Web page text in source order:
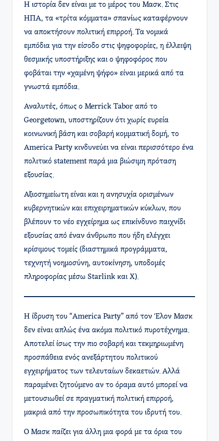
Η ιστορία δεν είναι με το μέρος του Μασκ. Στις
ΗΠΑ, τα «τρίτα κόμματα» σπανίως καταφέρνουν
να αποκτήσουν πολιτική επιρροή. Τα νομικά
εμπόδια για την είσοδο στις ψηφοφορίες, η έλλειψη
θεσμικής υποστήριξης και ο ψηφοφόρος που
φοβάται την «χαμένη ψήφο» είναι μερικά από τα
γνωστά εμπόδια.
Αναλυτές, όπως ο Merrick Tabor από το
Georgetown, υποστηρίζουν ότι χωρίς ευρεία
κοινωνική βάση και σοβαρή κομματική δομή, το
America Party κινδυνεύει να είναι περισσότερο ένα
πολιτικό statement παρά μια βιώσιμη πρόταση
εξουσίας.
Αξιοσημείωτη είναι και η ανησυχία ορισμένων
κυβερνητικών και επιχειρηματικών κύκλων, που
βλέπουν το νέο εγχείρημα ως επικίνδυνο παιχνίδι
εξουσίας από έναν άνθρωπο που ήδη ελέγχει
κρίσιμους τομείς (διαστημικά προγράμματα,
τεχνητή νοημοσύνη, αυτοκίνηση, υποδομές
πληροφορίας μέσω Starlink και Χ).
Η ίδρυση του “America Party” από τον Έλον Μασκ
δεν είναι απλώς ένα ακόμα πολιτικό πυροτέχνημα.
Αποτελεί ίσως την πιο σοβαρή και τεκμηριωμένη
προσπάθεια ενός ανεξάρτητου πολιτικού
εγχειρήματος των τελευταίων δεκαετιών. Αλλά
παραμένει ζητούμενο αν το όραμα αυτό μπορεί να
μετουσιωθεί σε πραγματική πολιτική επιρροή,
μακριά από την προσωπικότητα του ιδρυτή του.
Ο Μασκ παίζει για άλλη μια φορά με τα όρια του